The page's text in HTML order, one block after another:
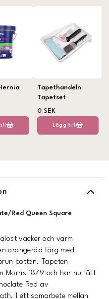
Tapethandeln
Tapetset
0 SEK
Lägg till
Red Queen Square
vacker och varm
orangeröd färg med
botten. Tapeten
Morris 1879 och har nu fått
Red av
I ett samarbete mellan